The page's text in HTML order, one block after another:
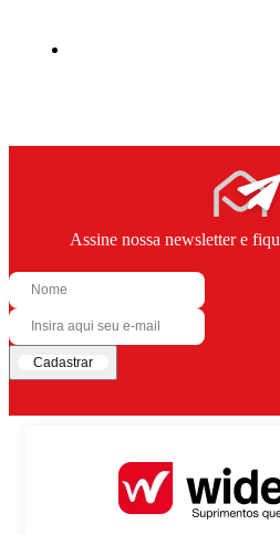
Assine nossa newsletter e
Cadastrar